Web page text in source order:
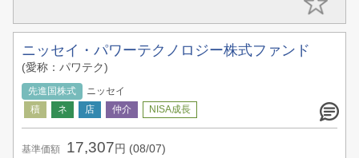
ニッセイ・パワーテクノロジー株式ファンド
(愛称：パワテク)
先進国株式 ニッセイ
基準価額 17,307 円 (08/07)